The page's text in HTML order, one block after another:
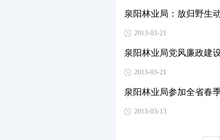
泉阳林业局：放归野生
2013-03-21
泉阳林业局党风廉政建
2013-03-21
泉阳林业局参加全省春
2013-03-13